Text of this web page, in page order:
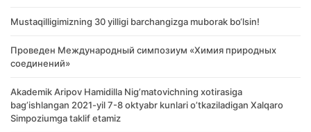
Mustaqilligimizning 30 yilligi barchangizga muborak bo‘lsin!
Проведен Международный симпозиум «Химия природных
соединений»
Akademik Аripov Hamidilla Nigʼmatovichning xotirasiga
bagʼishlangan 2021-yil 7-8 oktyabr kunlari oʼtkaziladigan Xalqaro
Simpoziumga taklif etamiz